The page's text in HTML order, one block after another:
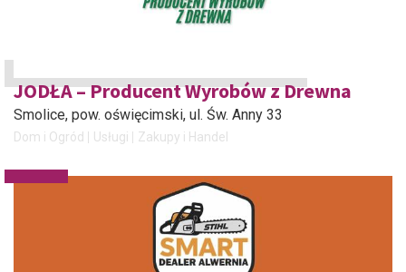
JODŁA – Producent Wyrobów z Drewna
Smolice, pow. oświęcimski, ul. Św. Anny 33
Dom i Ogród Usługi Zakupy i Handel